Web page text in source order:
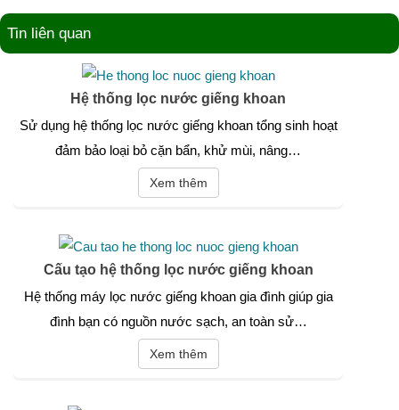
Tin liên quan
Hệ thống lọc nước giếng khoan
Sử dụng hệ thống lọc nước giếng khoan tổng sinh hoạt
đảm bảo loại bỏ cặn bẩn, khử mùi, nâng…
Xem thêm
Cấu tạo hệ thống lọc nước giếng khoan
Hệ thống máy lọc nước giếng khoan gia đình giúp gia
đình bạn có nguồn nước sạch, an toàn sử…
Xem thêm